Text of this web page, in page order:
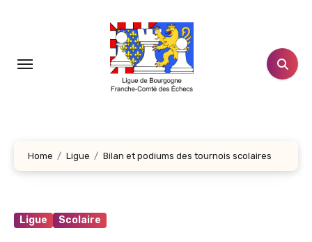
principal
Home Ligue Bilan et podiums des tournois scolaires
Ligue Scolaire